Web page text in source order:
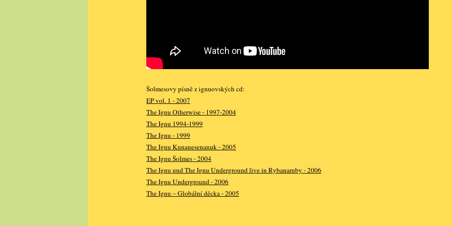
Šolmesovy písně z ignuovských cd:
EP vol. 1 - 2007
The Ignu Otherwise - 1997-2004
The Ignu 1994-1999
The Ignu - 1999
The Ignu Kunanesenanuk - 2005
The Ignu Šolmes - 2004
The Ignu und The Ignu Underground live in Rybanaruby - 2006
The Ignu Underground - 2006
The Ignu – Globální děcka - 2005